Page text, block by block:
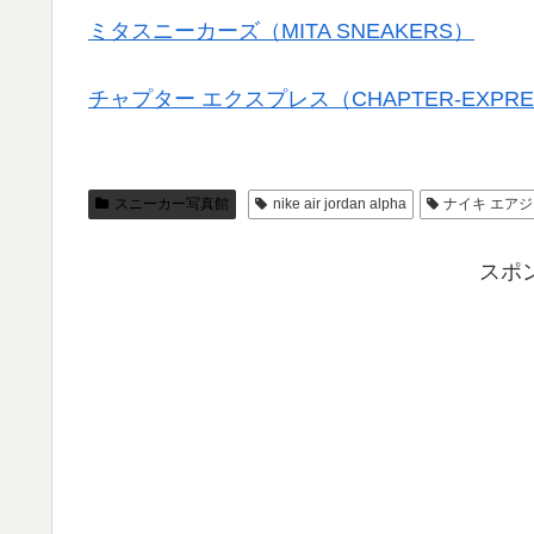
ミタスニーカーズ（MITA SNEAKERS）
チャプター エクスプレス（CHAPTER-
スニーカー写真館 nike air jordan alpha ナイキ エア
スポ